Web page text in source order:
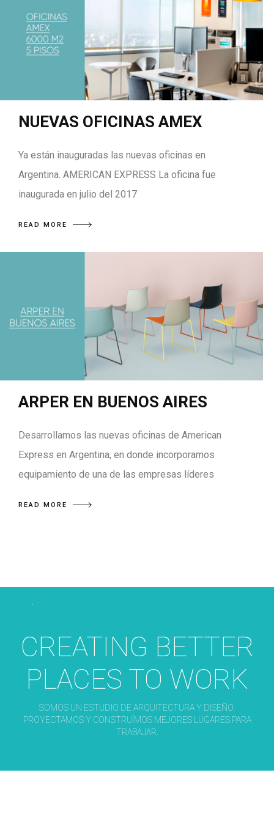
NUEVAS OFICINAS AMEX
Ya están inauguradas las nuevas oficinas en
Argentina. AMERICAN EXPRESS La oficina fue
inaugurada en julio del 2017
READ MORE
ARPER EN BUENOS AIRES
Desarrollamos las nuevas oficinas de American
Express en Argentina, en donde incorporamos
equipamiento de una de las empresas líderes
READ MORE
CREATING BETTER
PLACES TO WORK
SOMOS UN ESTUDIO DE ARQUITECTURA Y DISEÑO.
PROYECTAMOS Y CONSTRUÍMOS MEJORES LUGARES PARA
TRABAJAR.